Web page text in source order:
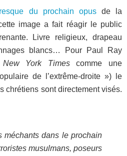
du prochain opusde la
image a fait réagir le public
Livre religieux, drapeau
blancs… Pour Paul Ray
New York Timescomme une
de l’extrême-droite ») le
chrétiens sont directement visés.
méchants dans le prochain
musulmans, poseurs